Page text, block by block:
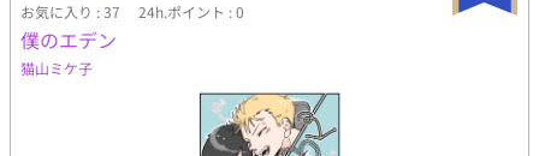
お気に入り : 37 24h.ポイント : 0
僕のエデン
猫山ミケ子